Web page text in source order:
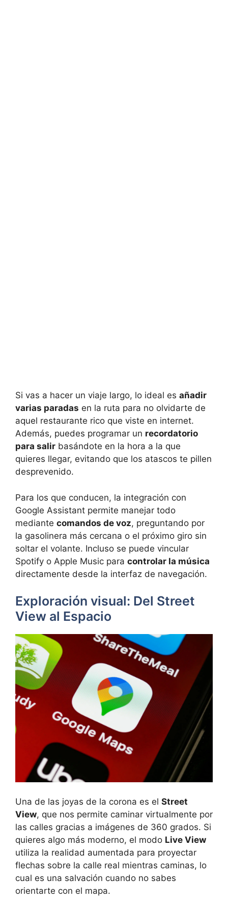
Si vas a hacer un viaje largo, lo ideal es añadir
varias paradas en la ruta para no olvidarte de
aquel restaurante rico que viste en internet.
Además, puedes programar un recordatorio
para salir basándote en la hora a la que
quieres llegar, evitando que los atascos te pillen
desprevenido.
Para los que conducen, la integración con
Google Assistant permite manejar todo
mediante comandos de voz, preguntando por
la gasolinera más cercana o el próximo giro sin
soltar el volante. Incluso se puede vincular
Spotify o Apple Music para controlar la música
directamente desde la interfaz de navegación.
Exploración visual: Del Street
View al Espacio
Una de las joyas de la corona es el Street
View, que nos permite caminar virtualmente por
las calles gracias a imágenes de 360 grados. Si
quieres algo más moderno, el modo Live View
utiliza la realidad aumentada para proyectar
flechas sobre la calle real mientras caminas, lo
cual es una salvación cuando no sabes
orientarte con el mapa.